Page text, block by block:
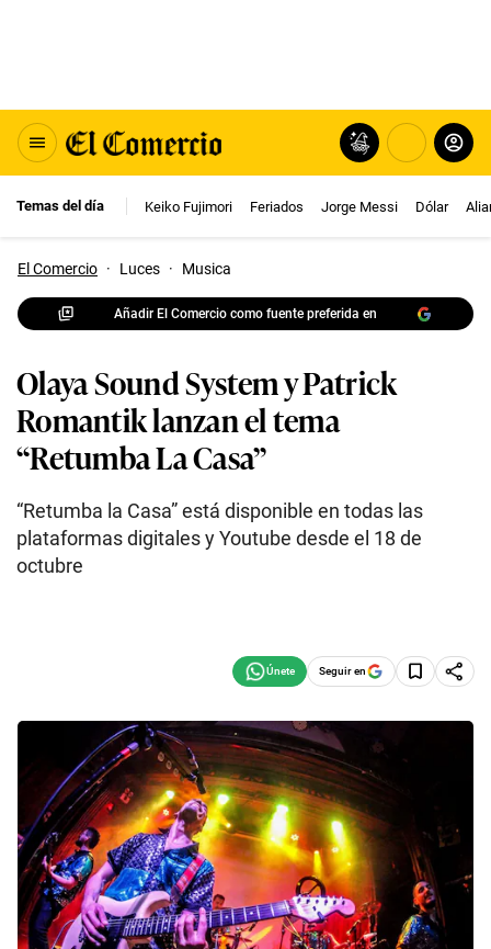
Temas del día Keiko Fujimori Feriados Jorge Messi Dólar
El Comercio · Luces · Musica
Añadir El Comercio como fuente preferida en
Olaya Sound System y Patrick
Romantik lanzan el tema
“Retumba La Casa”
“Retumba la Casa” está disponible en todas las
plataformas digitales y Youtube desde el 18 de
octubre
Seguir en